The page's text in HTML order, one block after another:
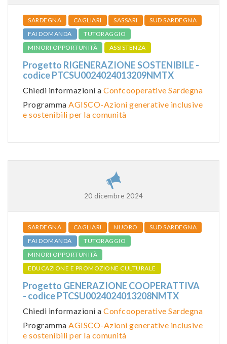
SARDEGNA CAGLIARI SASSARI
SUD SARDEGNA
FAI DOMANDA
TUTORAGGIO
MINORI OPPORTUNITÀ
ASSISTENZA
Progetto RIGENERAZIONE SOSTENIBILE -
codice PTCSU0024024013209NMTX
Chiedi informazioni a Confcooperative Sardegna
Programma AGISCO-Azioni generative inclusive
e sostenibili per la comunità
20 dicembre 2024
SARDEGNA CAGLIARI NUORO
SUD SARDEGNA
FAI DOMANDA
TUTORAGGIO
MINORI OPPORTUNITÀ
EDUCAZIONE E PROMOZIONE CULTURALE
Progetto GENERAZIONE COOPERATTIVA
- codice PTCSU0024024013208NMTX
Chiedi informazioni a Confcooperative Sardegna
Programma AGISCO-Azioni generative inclusive
e sostenibili per la comunità